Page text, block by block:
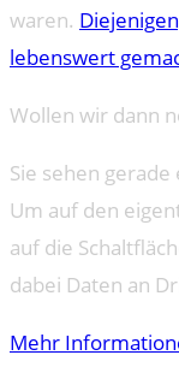
waren.
lebenswert
Wollen wir dann
Sie sehen
Um auf den
auf die
dabei Daten an
Mehr